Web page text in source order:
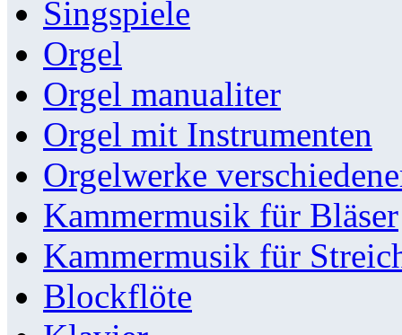
Singspiele
Orgel
Orgel manualiter
Orgel mit Instrumenten
Orgelwerke
Kammermusik für Bläser
Kammermusik für
Blockflöte